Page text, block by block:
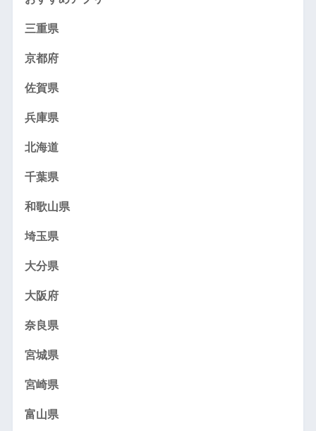
三重県
京都府
佐賀県
兵庫県
北海道
千葉県
和歌山県
埼玉県
大分県
大阪府
奈良県
宮城県
宮崎県
富山県